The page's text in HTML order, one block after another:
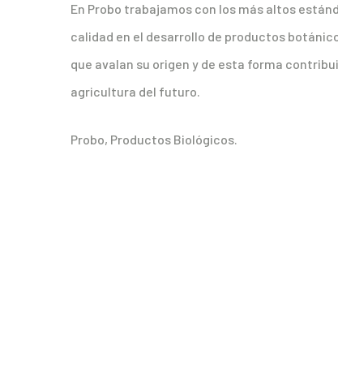
En Probo trabajamos con los más altos
calidad en el desarrollo de productos
que avalan su origen y de esta forma
agricultura del futuro.
Probo, Productos Biológicos.